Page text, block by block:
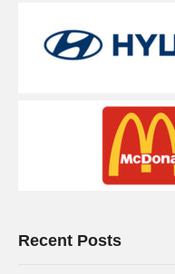
Recent Posts